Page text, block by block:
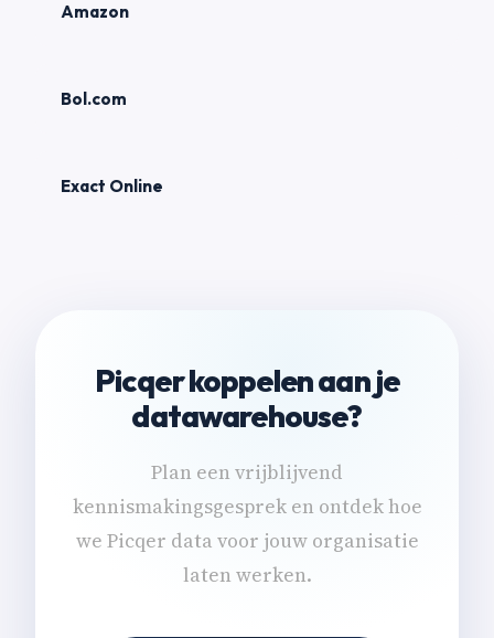
Amazon
Bol.com
Exact Online
Picqer koppelen aan je
datawarehouse?
Plan een vrijblijvend
kennismakingsgesprek en ontdek hoe
we Picqer data voor jouw organisatie
laten werken.